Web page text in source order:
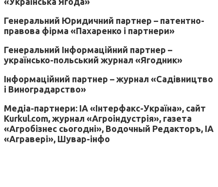
Генеральний Юридичний партнер – патентно-
правова фірма «Пахаренко і партнери»
Генеральний Інформаційний партнер –
українсько-польський журнал «Ягодник»
Інформаційний партнер – журнал «Садівництво
і Виноградарство»
Медіа-партнери: ІА «Інтерфакс-Україна», сайт
Kurkul.com, журнал «Агроіндустрія», газета
«Агробізнес сьогодні», Водочный Редакторъ, ІА
«Агравері», Шувар-інфо